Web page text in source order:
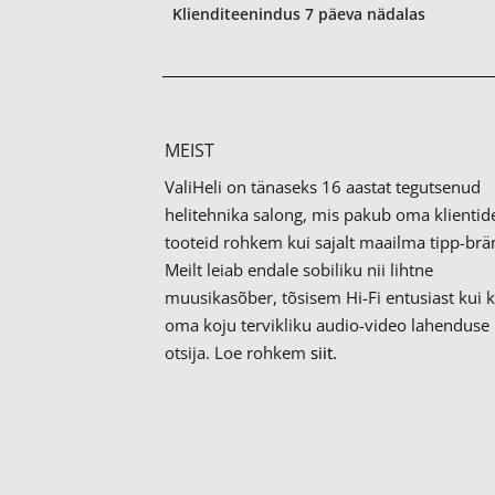
Klienditeenindus 7 päeva nädalas
MEIST
ValiHeli on tänaseks 16 aastat tegutsenud
helitehnika salong, mis pakub oma
tooteid rohkem kui sajalt maailma tipp-
Meilt leiab endale sobiliku nii lihtne
muusikasõber, tõsisem Hi-Fi entusiast kui
oma koju tervikliku audio-video lahenduse
otsija. Loe rohkemsiit.